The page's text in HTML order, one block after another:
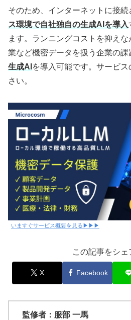
そのため、インターネットに接続
ス環境で自社独自の生成AIを導入
ます。ランニングコストを抑え
業など機密データを扱う企業の課
生成AI を導入可能です。サービ
さい。
いますぐサービス概要を見る▶▶▶
この記事をシェ
X Facebook
監修者：服部 一馬